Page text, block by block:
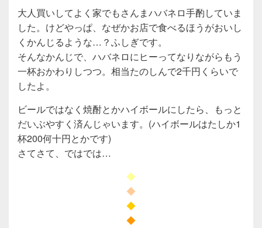
大人買いしてよく家でもさんまハバネロ手酌していま
した。けどやっぱ、なぜかお店で食べるほうがおいし
くかんじるような…？ふしぎです。
そんなかんじで、ハバネロにヒーってなりながらもう
一杯おかわりしつつ。相当たのしんで2千円くらいで
したよ。
ビールではなく焼酎とかハイボールにしたら、もっと
だいぶやすく済んじゃいます。(ハイボールはたしか1
杯200何十円とかです)
さてさて、ではでは…
◆
◆
◆
◆